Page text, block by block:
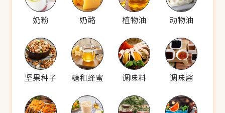
奶粉 奶酪 植物油 动物油
坚果种子 糖和蜂蜜 调味料 调味酱